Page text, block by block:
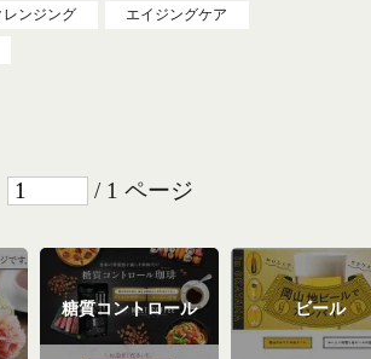
レンジング エイジングケア
/ 1 ページ
糖質コントロール ビール